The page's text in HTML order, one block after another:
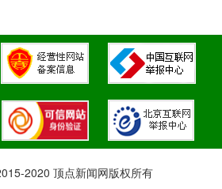
2020 顶点新闻网版权所有